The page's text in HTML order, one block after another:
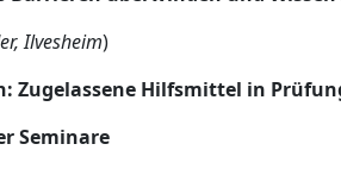
Ilvesheim)
Zugelassene Hilfsmittel in
Seminare